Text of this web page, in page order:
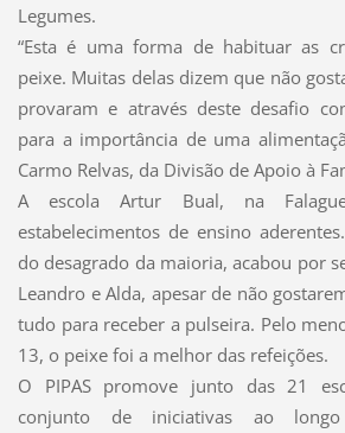
Legumes.
“Esta é uma forma de habituar as
peixe. Muitas delas dizem que não
provaram e através deste desafio
para a importância de uma
Carmo Relvas, da Divisão de Apoio à
A escola Artur Bual, na
estabelecimentos de ensino
do desagrado da maioria, acabou por
Leandro e Alda, apesar de não
tudo para receber a pulseira. Pelo
13, o peixe foi a melhor das refeições.
O PIPAS promove junto das 21
conjunto de iniciativas ao